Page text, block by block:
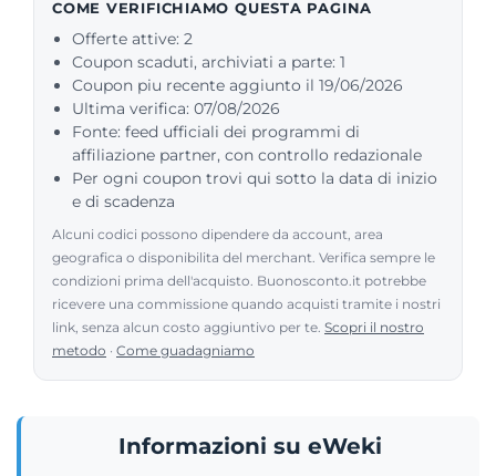
COME VERIFICHIAMO QUESTA PAGINA
Offerte attive: 2
Coupon scaduti, archiviati a parte: 1
Coupon piu recente aggiunto il 19/06/2026
Ultima verifica: 07/08/2026
Fonte: feed ufficiali dei programmi di
affiliazione partner, con controllo redazionale
Per ogni coupon trovi qui sotto la data di inizio
e di scadenza
Alcuni codici possono dipendere da account, area
geografica o disponibilita del merchant. Verifica sempre le
condizioni prima dell'acquisto. Buonosconto.it potrebbe
ricevere una commissione quando acquisti tramite i nostri
link, senza alcun costo aggiuntivo per te. Scopri il nostro
metodo · Come guadagniamo
Informazioni su eWeki